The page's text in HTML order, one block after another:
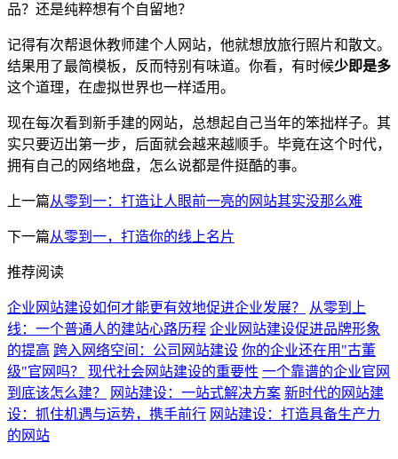
品？还是纯粹想有个自留地？
记得有次帮退休教师建个人网站，他就想放旅行照片和散文。
结果用了最简模板，反而特别有味道。你看，有时候少即是多
这个道理，在虚拟世界也一样适用。
现在每次看到新手建的网站，总想起自己当年的笨拙样子。其
实只要迈出第一步，后面就会越来越顺手。毕竟在这个时代，
拥有自己的网络地盘，怎么说都是件挺酷的事。
上一篇从零到一：打造让人眼前一亮的网站其实没那么难
下一篇从零到一，打造你的线上名片
推荐阅读
企业网站建设如何才能更有效地促进企业发展？
从零到上
线：一个普通人的建站心路历程 企业网站建设促进品牌形象
的提高 跨入网络空间：公司网站建设 你的企业还在用"古董
级"官网吗？
现代社会网站建设的重要性 一个靠谱的企业官网
到底该怎么建？
网站建设：一站式解决方案 新时代的网站建
设：抓住机遇与运势，携手前行 网站建设：打造具备生产力
的网站